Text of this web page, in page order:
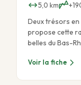
5,0 km
Deux trésors en
propose cette
belles du Bas-
Voir la fiche